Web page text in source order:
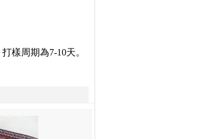
樣周期為7-10天。